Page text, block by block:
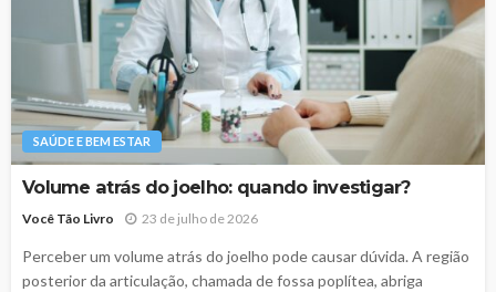
SAÚDE E BEM ESTAR
Volume atrás do joelho: quando investigar?
Você Tão Livro 23 de julho de 2026
Perceber um volume atrás do joelho pode causar dúvida. A região
posterior da articulação, chamada de fossa poplítea, abriga